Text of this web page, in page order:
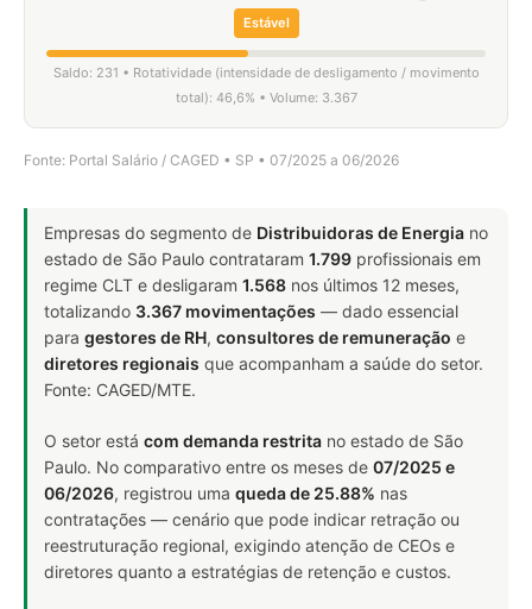
Estável
Saldo: 231 • Rotatividade (intensidade de desligamento / movimento
total): 46,6% • Volume: 3.367
Fonte: Portal Salário / CAGED • SP • 07/2025 a 06/2026
Empresas do segmento de Distribuidoras de Energia no
estado de São Paulo contrataram 1.799 profissionais em
regime CLT e desligaram 1.568 nos últimos 12 meses,
totalizando 3.367 movimentações — dado essencial
para gestores de RH, consultores de remuneração e
diretores regionais que acompanham a saúde do setor.
Fonte: CAGED/MTE.
O setor está com demanda restrita no estado de São
Paulo. No comparativo entre os meses de 07/2025 e
06/2026, registrou uma queda de 25.88% nas
contratações — cenário que pode indicar retração ou
reestruturação regional, exigindo atenção de CEOs e
diretores quanto a estratégias de retenção e custos.